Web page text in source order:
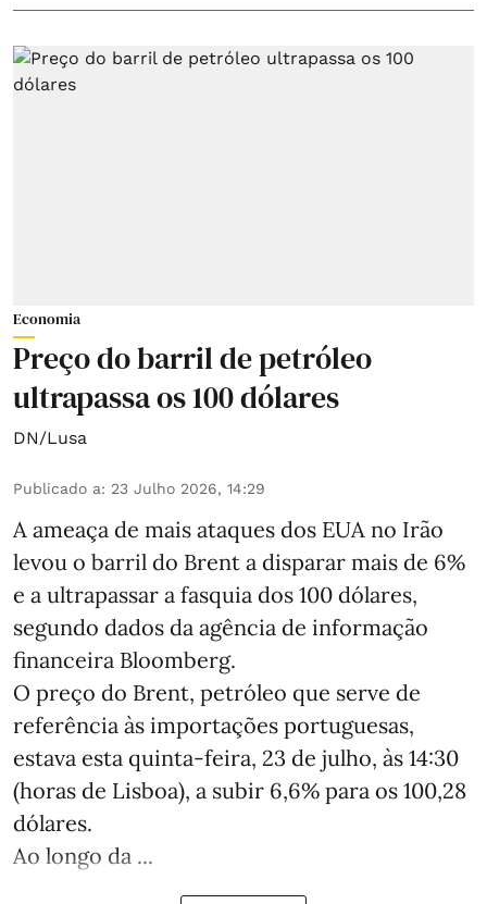
Economia
Preço do barril de petróleo
ultrapassa os 100 dólares
DN/Lusa
Publicado a: 23 Julho 2026, 14:29
A ameaça de mais ataques dos EUA no Irão
levou o barril do Brent a disparar mais de 6%
e a ultrapassar a fasquia dos 100 dólares,
segundo dados da agência de informação
financeira Bloomberg.
O preço do Brent, petróleo que serve de
referência às importações portuguesas,
estava esta quinta-feira, 23 de julho, às 14:30
(horas de Lisboa), a subir 6,6% para os 100,28
dólares.
Ao longo da ...